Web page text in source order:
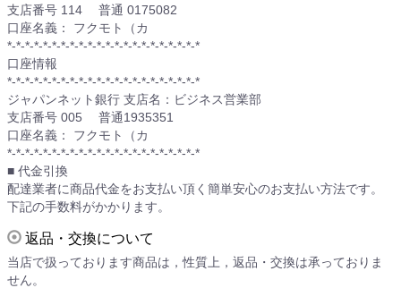
支店番号 114 普通 0175082
口座名義： フクモト（カ
*-*-*-*-*-*-*-*-*-*-*-*-*-*-*-*-*-*-*-*-*-*
口座情報
*-*-*-*-*-*-*-*-*-*-*-*-*-*-*-*-*-*-*-*-*-*
ジャパンネット銀行 支店名：ビジネス営業部
支店番号 005 普通1935351
口座名義： フクモト（カ
*-*-*-*-*-*-*-*-*-*-*-*-*-*-*-*-*-*-*-*-*-*
■ 代金引換
配達業者に商品代金をお支払い頂く簡単安心のお支払い方法です。
下記の手数料がかかります。
返品・交換について
当店で扱っております商品は，性質上，返品・交換は承っておりま
せん。